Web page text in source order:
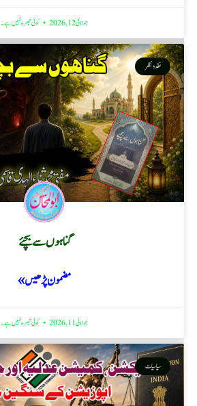
جولائی 12, 2026 کوئی تبصرہ نہیں ہے۔
نقد ونظر
گناہوں سے بچئے
مضمون پڑھیں »
جولائی 11, 2026 کوئی تبصرہ نہیں ہے۔
سیاسیات